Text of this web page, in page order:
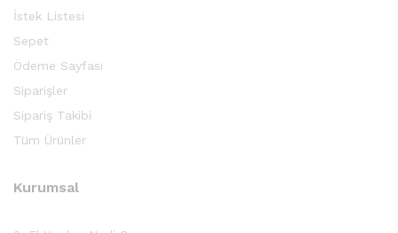
İstek Listesi
Sepet
Ödeme Sayfası
Siparişler
Sipariş Takibi
Tüm Ürünler
Kurumsal